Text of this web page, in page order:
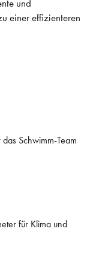
und
einer effizienteren
Schwimm-Team
für Klima und